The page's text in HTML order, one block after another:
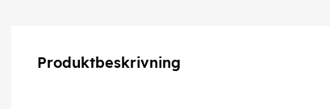
Produktbeskrivning